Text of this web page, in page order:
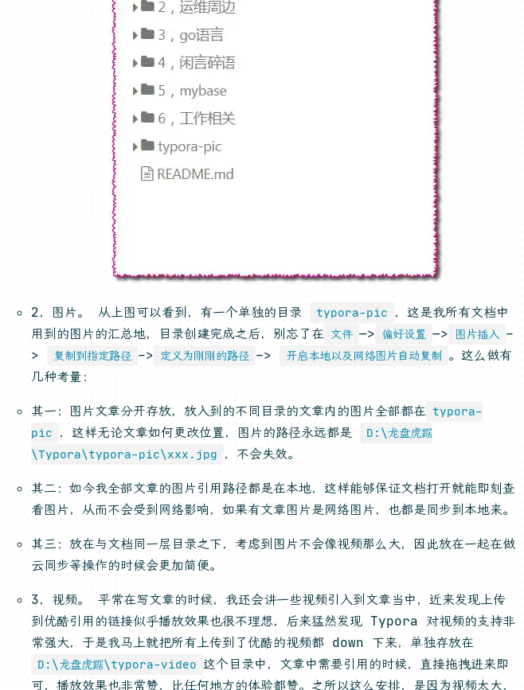
2，图片。 从上图可以看到，有一个单独的目录 typora-pic
，这是我所有文档中
用到的图片的汇总地，目录创建完成之后，别忘了在 文件 —> 偏好设置 —> 图片插入 –
>
复制到指定路径 –> 定义为刚刚的路径 –> 开启本地以及网络图片自动复制 。这么做有
几种考量：
其一：图片文章分开存放，放入到的不同目录的文章内的图片全部都在 typora-
pic
，这样无论文章如何更改位置，图片的路径永远都是
D:\龙盘虎踞
\Typora\typora-pic\xxx.jpg
，不会失效。
其二：如今我全部文章的图片引用路径都是在本地，这样能够保证文档打开就能即刻查
看图片，从而不会受到网络影响，如果有文章图片是网络图片，也都是同步到本地来。
其三：放在与文档同一层目录之下，考虑到图片不会像视频那么大，因此放在一起在做
云同步等操作的时候会更加简便。
3，视频。 平常在写文章的时候，我还会讲一些视频引入到文章当中，近来发现上传
到优酷引用的链接似乎播放效果也很不理想，后来猛然发现 Typora 对视频的支持非
常强大，于是我马上就把所有上传到了优酷的视频都 down 下来，单独存放在
D:\龙盘虎踞\typora-video 这个目录中，文章中需要引用的时候，直接拖拽进来即
可，播放效果也非常赞，比任何地方的体验都赞。之所以这么安排，是因为视频太大，